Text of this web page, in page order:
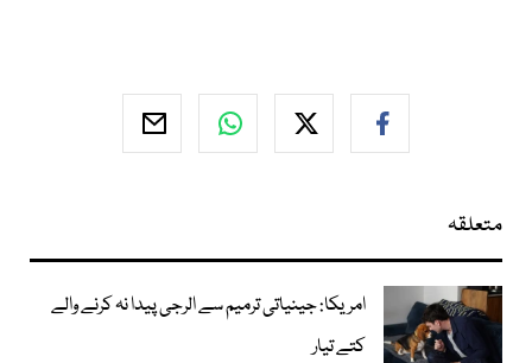
متعلقہ
امریکا: جینیاتی ترمیم سے الرجی پیدا نہ کرنے والے
کتے تیار